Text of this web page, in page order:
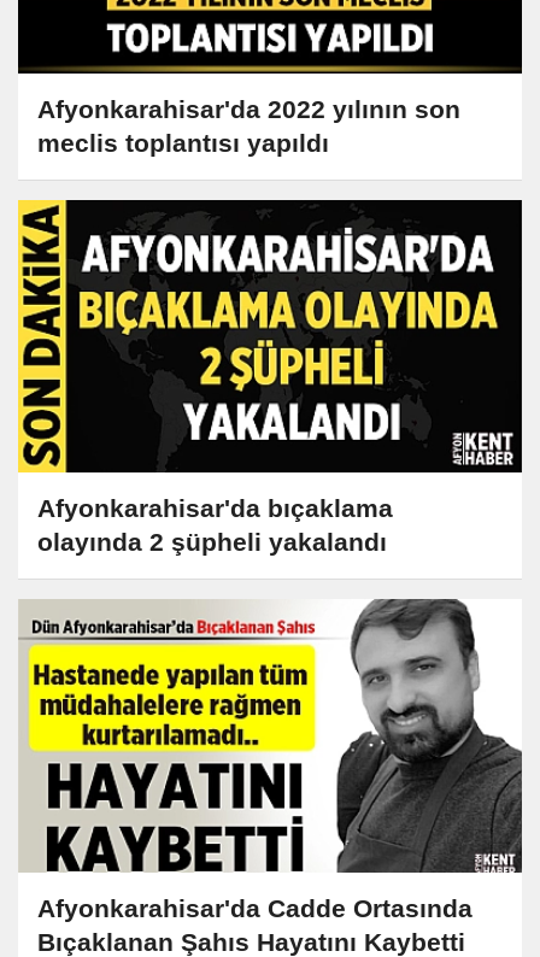
Afyonkarahisar'da 2022 yılının son
meclis toplantısı yapıldı
Afyonkarahisar'da bıçaklama
olayında 2 şüpheli yakalandı
Afyonkarahisar'da Cadde Ortasında
Bıçaklanan Şahıs Hayatını Kaybetti